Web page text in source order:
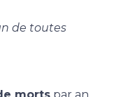
de toutes
morts par an